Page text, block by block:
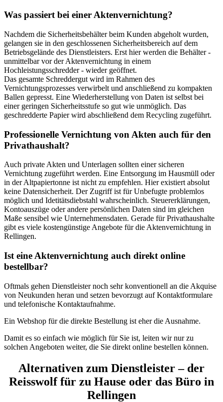
Was passiert bei einer Aktenvernichtung?
Nachdem die Sicherheitsbehälter beim Kunden abgeholt wurden,
gelangen sie in den geschlossenen Sicherheitsbereich auf dem
Betriebsgelände des Dienstleisters. Erst hier werden die Behälter -
unmittelbar vor der Aktenvernichtung in einem
Hochleistungsschredder - wieder geöffnet.
Das gesamte Schreddergut wird im Rahmen des
Vernichtungsprozesses verwirbelt und anschließend zu kompakten
Ballen gepresst. Eine Wiederherstellung von Daten ist selbst bei
einer geringen Sicherheitsstufe so gut wie unmöglich. Das
geschredderte Papier wird abschließend dem Recycling zugeführt.
Professionelle Vernichtung von Akten auch für den
Privathaushalt?
Auch private Akten und Unterlagen sollten einer sicheren
Vernichtung zugeführt werden. Eine Entsorgung im Hausmüll oder
in der Altpapiertonne ist nicht zu empfehlen. Hier existiert absolut
keine Datensicherheit. Der Zugriff ist für Unbefugte problemlos
möglich und Idetitätsdiebstahl wahrscheinlich. Steuererklärungen,
Kontoauszüge oder andere persönlichen Daten sind im gleichen
Maße sensibel wie Unternehmensdaten. Gerade für Privathaushalte
gibt es viele kostengünstige Angebote für die Aktenvernichtung in
Rellingen.
Ist eine Aktenvernichtung auch direkt online
bestellbar?
Oftmals gehen Dienstleister noch sehr konventionell an die Akquise
von Neukunden heran und setzen bevorzugt auf Kontaktformulare
und telefonische Kontaktaufnahme.
Ein Webshop für die direkte Bestellung ist eher die Ausnahme.
Damit es so einfach wie möglich für Sie ist, leiten wir nur zu
solchen Angeboten weiter, die Sie direkt online bestellen können.
Alternativen zum Dienstleister – der
Reisswolf für zu Hause oder das Büro in
Rellingen